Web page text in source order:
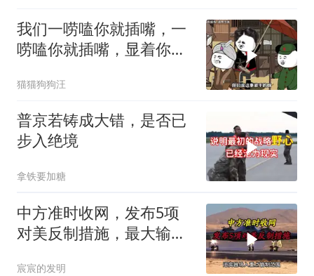
我们一唠嗑你就插嘴，一
唠嗑你就插嘴，显着你
猫猫狗狗汪
普京若铸成大错，是否已
步入绝境
拿铁要加糖
中方准时收网，发布5项
对美反制措施，最大输家
宸宸的发明